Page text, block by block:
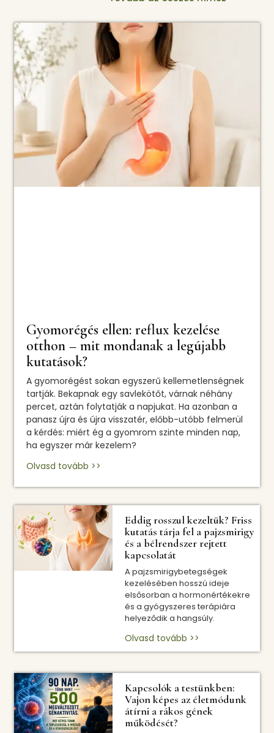
Gyomorégés ellen: reflux kezelése
otthon – mit mondanak a legújabb
kutatások?
A gyomorégést sokan egyszerű kellemetlenségnek
tartják. Bekapnak egy savlekötőt, várnak néhány
percet, aztán folytatják a napjukat. Ha azonban a
panasz újra és újra visszatér, előbb-utóbb felmerül
a kérdés: miért ég a gyomrom szinte minden nap,
ha egyszer már kezelem?
Olvasd tovább >>
Eddig rosszul kezeltük? Friss
kutatás tárja fel a pajzsmirigy
és a bélrendszer rejtett
kapcsolatát
A pajzsmirigybetegségek
kezelésében hosszú ideje
elsősorban a hormonértékekre
és a gyógyszeres terápiára
helyeződik a hangsúly.
Olvasd tovább >>
Kapcsolók a testünkben:
Vajon képes az életmódunk
átírni a rákos gének
működését?